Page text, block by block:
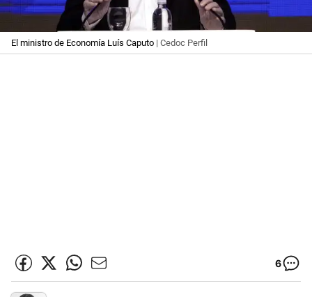
El ministro de Economía Luís Caputo | Cedoc Perfil
6